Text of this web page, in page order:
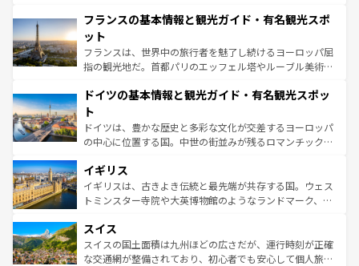
なお、新着のイタリア情報はコンテンツ一覧を参照してほ
しい。
文化が根付くこの国では、情熱的なフラメンコ、熱気あふ
れる闘牛、そして美味しいタパスが生活の一部となってい
る。首都マドリードの洗練された雰囲気や、バルセロナの
アートに溢れた街角から、地方では古代ローマ遺跡や中世
せる。地方によって風土や気候が異なるスペインはその個
ンテンツ一覧 を参照してほしい。
フランスの基本情報と観光ガイド・有名観光スポ
ット
フランスは、世界中の旅行者を魅了し続けるヨーロッパ屈
指の観光地だ。首都パリのエッフェル塔やルーブル美術館
で、幅広い魅力が詰まっている。華麗な宮殿、歴史的な大
聖堂、美しいビーチ、そして豊かな自然が、訪れる者を心
から魅了する。また、フランスは美食の国としても知ら
れ、フランス料理はユネスコ無形文化遺産にも登録されて
香り高いラベンダー畑など、多彩な楽しみ方が可能だ。さ
らに、パリ以外の地域にも魅力が溢れており、どの街角に
も豊かな歴史と文化が息づいている。パリ以外の個性あふ
を参照してほしい。
ドイツの基本情報と観光ガイド・有名観光スポッ
ト
ドイツは、豊かな歴史と多彩な文化が交差するヨーロッパ
の中心に位置する国。中世の街並みが残るロマンチック街
顔を持つこの国は、どこを歩いても飽きることがない。ベ
ルリンの文化的活気、バイエルン州のアルプスの絶景、そ
してライン川沿いのワイン畑といった風景は必見。ビール
は、お酒好きな人にはぜひ体験してほしい。 なお、新着の
ドイツ情報はコンテンツ一覧を参照してほしい。
イギリス
イギリスは、古きよき伝統と最先端が共存する国。ウェス
トミンスター寺院や大英博物館のようなランドマーク、歴
リアごとに異なる魅力がある。また、優雅なアフタヌーン
ティー、ビール好きにはたまらない英国パブ、サッカー観
戦など、本場だからこそできる体験も豊富。イギリスを旅
スイス
スイスの国土面積は九州ほどの広さだが、運行時刻が正確
な交通網が整備されており、初心者でも安心して個人旅行